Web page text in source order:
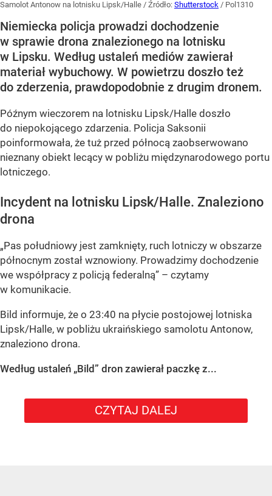
Samolot Antonow na lotnisku Lipsk/Halle / Źródło: Shutterstock / Pol1310
Niemiecka policja prowadzi dochodzenie
w sprawie drona znalezionego na lotnisku
w Lipsku. Według ustaleń mediów zawierał
materiał wybuchowy. W powietrzu doszło też
do zderzenia, prawdopodobnie z drugim dronem.
Późnym wieczorem na lotnisku Lipsk/Halle doszło
do niepokojącego zdarzenia. Policja Saksonii
poinformowała, że tuż przed północą zaobserwowano
nieznany obiekt lecący w pobliżu międzynarodowego portu
lotniczego.
Incydent na lotnisku Lipsk/Halle. Znaleziono
drona
„Pas południowy jest zamknięty, ruch lotniczy w obszarze
północnym został wznowiony. Prowadzimy dochodzenie
we współpracy z policją federalną” – czytamy
w komunikacie.
Bild informuje, że o 23:40 na płycie postojowej lotniska
Lipsk/Halle, w pobliżu ukraińskiego samolotu Antonow,
znaleziono drona.
Według ustaleń „Bild” dron zawierał paczkę z...
CZYTAJ DALEJ